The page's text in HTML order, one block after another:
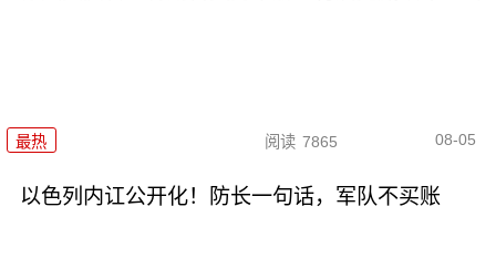
最热 阅读 7865 08-05
以色列内讧公开化！防长一句话，军队不买账